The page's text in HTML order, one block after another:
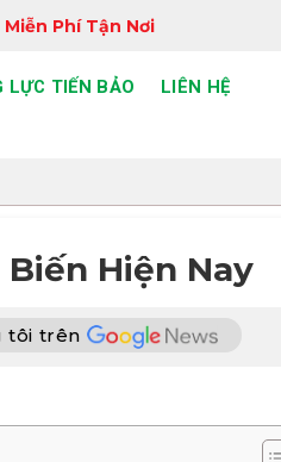
Phí Tận Nơi
LỰC TIẾN BẢO LIÊN HỆ
Hiện Nay
tôi trên